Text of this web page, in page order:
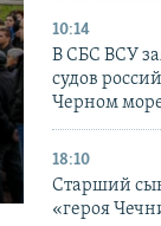
10:14
В СБС ВСУ
судов
Черном
18:10
Старший
«героя